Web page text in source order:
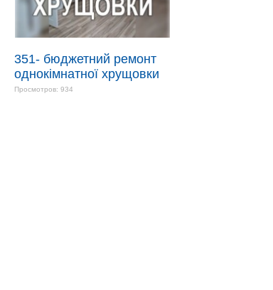
351- бюджетний ремонт
однокімнатної хрущовки
Просмотров: 934